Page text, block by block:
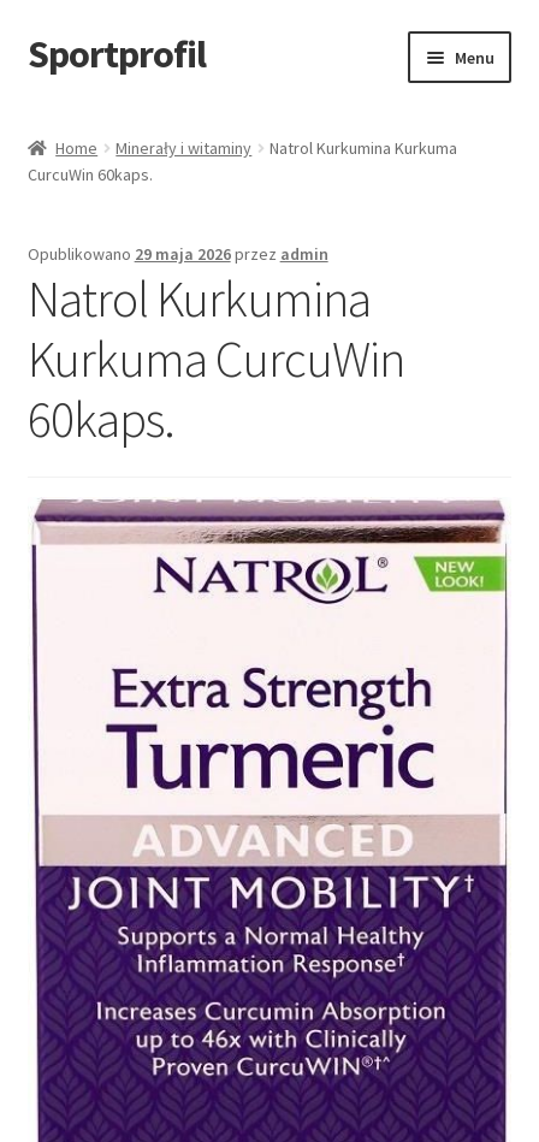
Przejdź
do
Przejdź
do
Sportprofil Menu
Blog
Koszyk
Home Minerały i witaminy
Natrol Kurkumina Kurkuma
CurcuWin 60kaps.
Opublikowano 29 maja 2026przez admin
Natrol Kurkumina
Kurkuma CurcuWin
60kaps.